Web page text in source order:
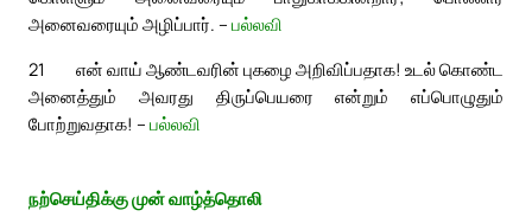
அனைவரையும் அழிப்பார். – பல்லவி
21
என் வாய் ஆண்டவரின் புகழை அறிவிப்பதாக! உடல் கொண்ட
அனைத்தும் அவரது திருப்பெயரை என்றும் எப்பொழுதும்
போற்றுவதாக! – பல்லவி
நற்செய்திக்கு முன் வாழ்த்தொலி